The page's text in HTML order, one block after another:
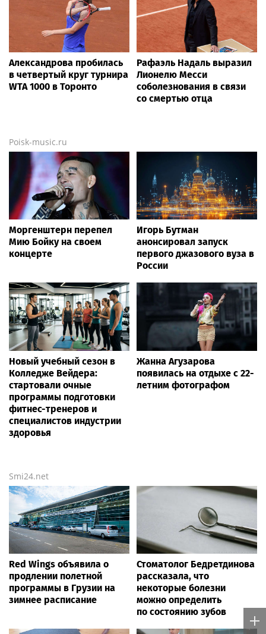
Александрова пробилась
в четвертый круг турнира
WTA 1000 в Торонто
Рафаэль Надаль выразил
Лионелю Месси
соболезнования в связи
со смертью отца
Poisk-music.ru
Моргенштерн перепел
Мию Бойку на своем
концерте
Игорь Бутман
анонсировал запуск
первого джазового вуза в
России
Новый учебный сезон в
Колледже Вейдера:
стартовали очные
программы подготовки
фитнес-тренеров и
специалистов индустрии
здоровья
Жанна Агузарова
появилась на отдыхе с 22-
летним фотографом
Smi24.net
Red Wings объявила о
продлении полетной
программы в Грузии на
зимнее расписание
Стоматолог Бедретдинова
рассказала, что
некоторые болезни
можно определить
по состоянию зубов